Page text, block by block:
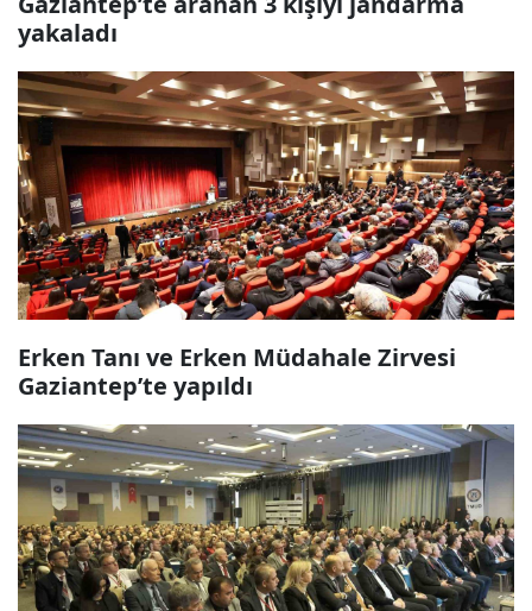
yakaladı
Erken Tanı ve Erken Müdahale Zirvesi
Gaziantep’te yapıldı